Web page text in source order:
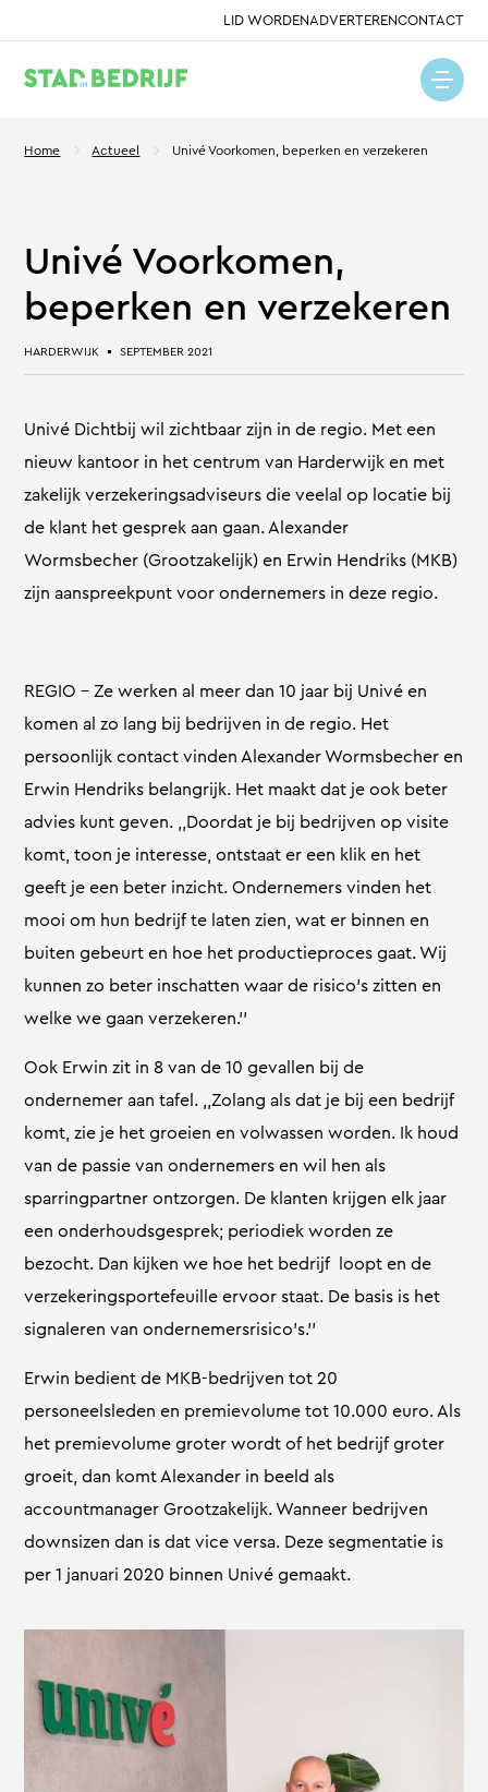
LID WORDENADVERTERENCONTACT
Home Actueel Univé Voorkomen, beperken en verzekeren
Univé Voorkomen,
beperken en verzekeren
HARDERWIJK SEPTEMBER 2021
Univé Dichtbij wil zichtbaar zijn in de regio. Met een
nieuw kantoor in het centrum van Harderwijk en met
zakelijk verzekeringsadviseurs die veelal op locatie bij
de klant het gesprek aan gaan. Alexander
Wormsbecher (Grootzakelijk) en Erwin Hendriks (MKB)
zijn aanspreekpunt voor ondernemers in deze regio.
REGIO – Ze werken al meer dan 10 jaar bij Univé en
komen al zo lang bij bedrijven in de regio. Het
persoonlijk contact vinden Alexander Wormsbecher en
Erwin Hendriks belangrijk. Het maakt dat je ook beter
advies kunt geven. ,,Doordat je bij bedrijven op visite
komt, toon je interesse, ontstaat er een klik en het
geeft je een beter inzicht. Ondernemers vinden het
mooi om hun bedrijf te laten zien, wat er binnen en
buiten gebeurt en hoe het productieproces gaat. Wij
kunnen zo beter inschatten waar de risico’s zitten en
welke we gaan verzekeren.’’
Ook Erwin zit in 8 van de 10 gevallen bij de
ondernemer aan tafel. ,,Zolang als dat je bij een bedrijf
komt, zie je het groeien en volwassen worden. Ik houd
van de passie van ondernemers en wil hen als
sparringpartner ontzorgen. De klanten krijgen elk jaar
een onderhoudsgesprek; periodiek worden ze
bezocht. Dan kijken we hoe het bedrijf loopt en de
verzekeringsportefeuille ervoor staat. De basis is het
signaleren van ondernemersrisico’s.’’
Erwin bedient de MKB-bedrijven tot 20
personeelsleden en premievolume tot 10.000 euro. Als
het premievolume groter wordt of het bedrijf groter
groeit, dan komt Alexander in beeld als
accountmanager Grootzakelijk. Wanneer bedrijven
downsizen dan is dat vice versa. Deze segmentatie is
per 1 januari 2020 binnen Univé gemaakt.